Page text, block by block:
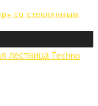
со стеклянным